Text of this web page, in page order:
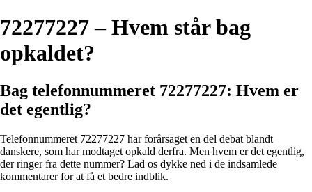
72277227 – Hvem står bag
opkaldet?
Bag telefonnummeret 72277227: Hvem er
det egentlig?
Telefonnummeret 72277227 har forårsaget en del debat blandt
danskere, som har modtaget opkald derfra. Men hvem er det egentlig,
der ringer fra dette nummer? Lad os dykke ned i de indsamlede
kommentarer for at få et bedre indblik.